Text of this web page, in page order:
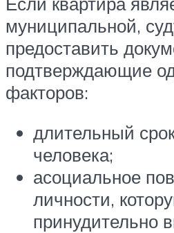
муниципальной,
предоставить
подтверждающие
факторов:
длительный
человека;
асоциальное
личности,
принудительно